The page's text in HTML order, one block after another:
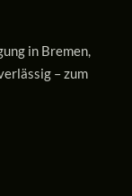
in Bremen,
– zum